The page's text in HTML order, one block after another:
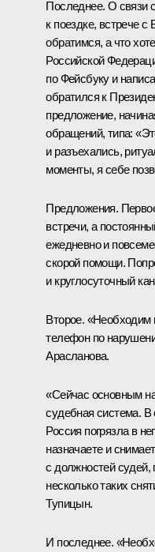
Последнее. О связи
к поездке, встрече с
обратимся, а что
Российской
по Фейсбуку и
обратился к
предложение,
обращений, типа:
и разъехались,
моменты, я себе
Предложения.
встречи, а
ежедневно и
скорой помощи.
и круглосуточный
Второе. «Необходим
телефон по
Арасланова.
«Сейчас основным
судебная система. В
Россия погрязла в
назначаете и
с должностей
несколько таких
Тупицын.
И последнее.